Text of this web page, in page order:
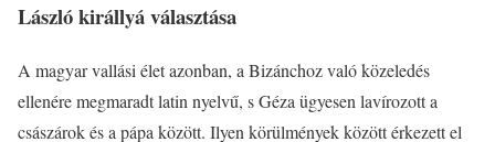
László királlyá választása
A magyar vallási élet azonban, a Bizánchoz való közeledés
ellenére megmaradt latin nyelvű, s Géza ügyesen lavírozott a
császárok és a pápa között. Ilyen körülmények között érkezett el